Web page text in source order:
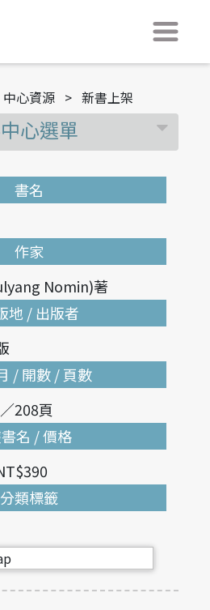
中心資源 > 新書上架
心選單
書名
作家
Nomin)著
地 / 出版者
/ 開數 / 頁數
208頁
名 / 價格
分類標籤